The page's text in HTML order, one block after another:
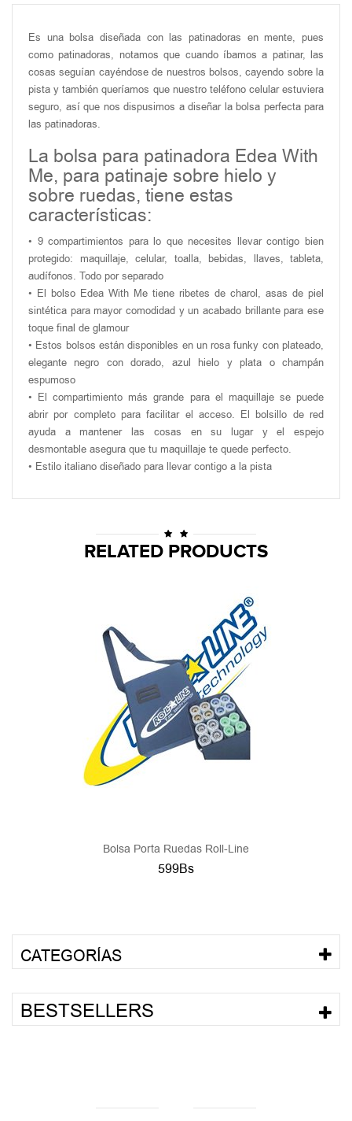
Es una bolsa diseñada con las patinadoras en mente, pues
como patinadoras, notamos que cuando íbamos a patinar, las
cosas seguían cayéndose de nuestros bolsos, cayendo sobre la
pista y también queríamos que nuestro teléfono celular estuviera
seguro, así que nos dispusimos a diseñar la bolsa perfecta para
las patinadoras.
La bolsa para patinadora Edea With
Me, para patinaje sobre hielo y
sobre ruedas, tiene estas
características:
• 9 compartimientos para lo que necesites llevar contigo bien
protegido: maquillaje, celular, toalla, bebidas, llaves, tableta,
audífonos. Todo por separado
• El bolso Edea With Me tiene ribetes de charol, asas de piel
sintética para mayor comodidad y un acabado brillante para ese
toque final de glamour
• Estos bolsos están disponibles en un rosa funky con plateado,
elegante negro con dorado, azul hielo y plata o champán
espumoso
• El compartimiento más grande para el maquillaje se puede
abrir por completo para facilitar el acceso. El bolsillo de red
ayuda a mantener las cosas en su lugar y el espejo
desmontable asegura que tu maquillaje te quede perfecto.
• Estilo italiano diseñado para llevar contigo a la pista
RELATED PRODUCTS
Bolsa Porta Ruedas Roll-Line
599Bs
CATEGORÍAS
BESTSELLERS